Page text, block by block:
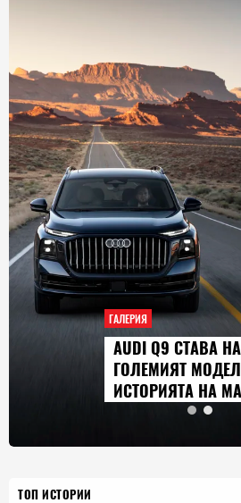
Q9 СТАВА НАЙ-
МОДЕЛ В
НА МАРКАТА
ТОП ИСТОРИИ